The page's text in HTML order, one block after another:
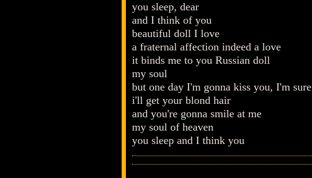
you sleep, dear
and I think of you
beautiful doll I love
a fraternal affection indeed a love
it binds me to you Russian doll
my soul
but one day I'm gonna kiss you, I'm sure
i'll get your blond hair
and you're gonna smile at me
my soul of heaven
you sleep and I think you